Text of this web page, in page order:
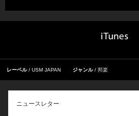
レーベル USM JAPAN ジャンル 邦楽
ニュースレター